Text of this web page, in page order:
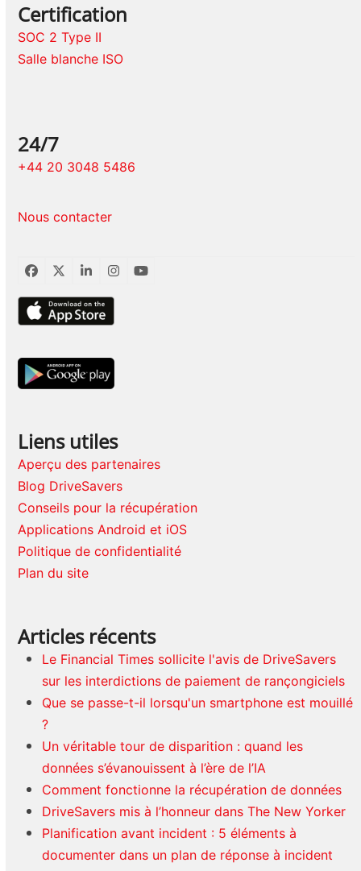
Certification
SOC 2 Type II
Salle blanche ISO
24/7
+44 20 3048 5486
Nous contacter
Facebook
TwitterLinkedInInstagram
YouTube
Liens utiles
Aperçu des partenaires
Blog DriveSavers
Conseils pour la récupération
Applications Android et iOS
Politique de confidentialité
Plan du site
Articles récents
Le Financial Times sollicite l'avis de DriveSavers
sur les interdictions de paiement de rançongiciels
Que se passe-t-il lorsqu'un smartphone est mouillé
?
Un véritable tour de disparition : quand les
données s’évanouissent à l’ère de l’IA
Comment fonctionne la récupération de données
DriveSavers mis à l’honneur dans The New Yorker
Planification avant incident : 5 éléments à
documenter dans un plan de réponse à incident